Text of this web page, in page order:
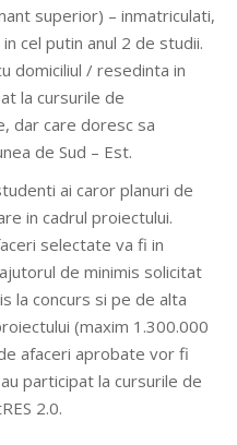
superior) – inmatriculati,
cel putin anul 2 de studii.
domiciliul / resedinta in
la cursurile de
dar care doresc sa
de Sud – Est.
ai caror planuri de
in cadrul proiectului.
selectate va fi in
de minimis solicitat
la concurs si pe de alta
(maxim 1.300.000
afaceri aprobate vor fi
participat la cursurile de
2.0.